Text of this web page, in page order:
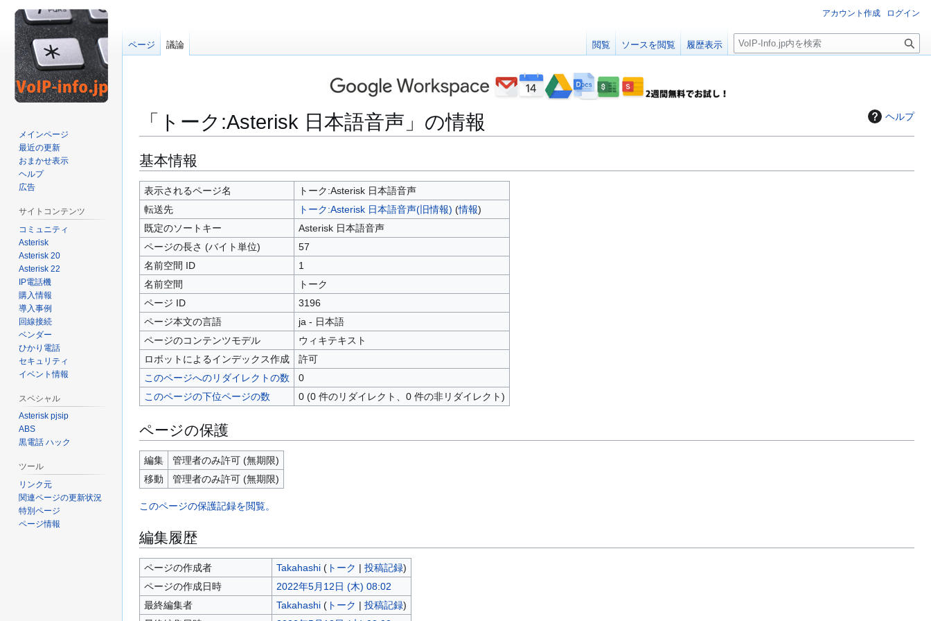
ヘルプ
「トーク:Asterisk 日本語音声」の情報
ナ
ビ
ゲ
ー
シ
ョ
ン
に
移
動
検
索
に
移
動
基本情報
表示されるページ名
トーク:Asterisk 日本語音声
転送先
トーク:Asterisk 日本語音声(旧情報) (情報)
既定のソートキー
Asterisk 日本語音声
ページの長さ (バイト単位)
57
名前空間 ID
1
名前空間
トーク
ページ ID
3196
ページ本文の言語
ja - 日本語
ページのコンテンツモデル
ウィキテキスト
ロボットによるインデックス作成
許可
このページへのリダイレクトの数
0
このページの下位ページの数
0 (0 件のリダイレクト、0 件の非リダイレクト)
ページの保護
編集
管理者のみ許可 (無期限)
移動
管理者のみ許可 (無期限)
このページの保護記録を閲覧。
編集履歴
ページの作成者 Takahashi (トーク | 投稿記録)
ページの作成日時
2022年5月12日 (木) 08:02
最終編集者
Takahashi (トーク | 投稿記録)
アカウント作成 ログイン
ページ 議論 閲覧 ソースを閲覧 履歴表示
検
索
メインページ
最近の更新
おまかせ表示
ヘルプ
広告
サイトコンテンツ
コミュニティ
Asterisk
Asterisk 20
Asterisk 22
IP電話機
購入情報
導入事例
回線接続
ベンダー
ひかり電話
セキュリティ
イベント情報
スペシャル
Asterisk pjsip
ABS
黒電話 ハック
ツール
リンク元
関連ページの更新状況
特別ページ
ページ情報